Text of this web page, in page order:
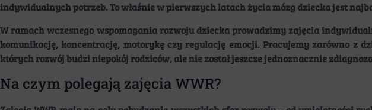
indywidualnych potrzeb. To właśnie w pierwszych latach życia mózg dziecka jest
W ramach wczesnego wspomagania rozwoju dziecka prowadzimy zajęcia
komunikację, koncentrację, motorykę czy regulację emocji. Pracujemy zarówno z
których rozwój budzi niepokój rodziców, ale nie został jeszcze jednoznacznie
Na czym polegają zajęcia WWR?